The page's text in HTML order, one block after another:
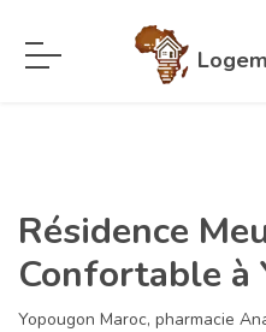
Résidence
Confortable à
Yopougon Maroc, pharmacie